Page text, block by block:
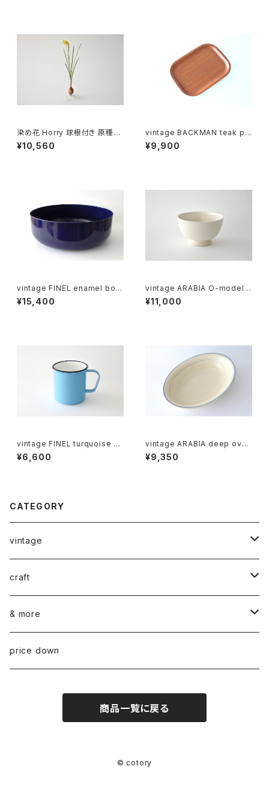
染め花 Horry 球根付き 原種の
スイセン (1輪)
¥10,560
vintage BACKMAN teak ply
wood tray 03 / ヴィンテージ
バックマン プライウッド トレイ 0
¥9,900
vintage FINEL enamel bow
l L / ヴィンテージ カイ・フランク
ホーローボウル L
¥15,400
vintage ARABIA O-model b
owl ivory / ヴィンテージ アラ
ビア ボウル アイボリー
¥11,000
vintage FINEL turquoise en
amel mug B / ヴィンテージ カ
イ・フランク ホーローマグカップ
¥6,600
vintage ARABIA deep oval
dish blue line / オールドアラ
ビア オーバル深皿 ブルーライン
¥9,350
CATEGORY
vintage
ceramics
ARABIA
GUSTAVSBERG
glass
NUUTAJÄRVI
fabric
craft
染め花Horry
山口 和宏 木の器
水村 真由子 木の食具
& more
wear
price down
商品一覧に戻る
© cotory